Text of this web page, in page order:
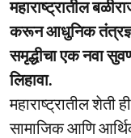
महाराष्ट्रातील
करून आधुनिक
समृद्धीचा एक नवा
लिहावा.
महाराष्ट्रातील शेती
सामाजिक आणि